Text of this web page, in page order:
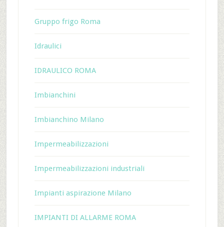
Gruppo frigo Roma
Idraulici
IDRAULICO ROMA
Imbianchini
Imbianchino Milano
Impermeabilizzazioni
Impermeabilizzazioni industriali
Impianti aspirazione Milano
IMPIANTI DI ALLARME ROMA